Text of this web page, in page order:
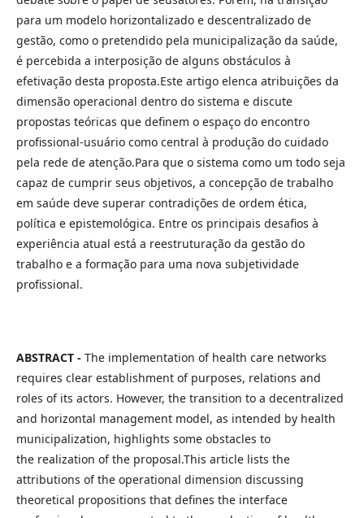
para um modelo horizontalizado e descentralizado de
gestão, como o pretendido pela municipalização da saúde,
é percebida a interposição de alguns obstáculos à
efetivação desta proposta.Este artigo elenca atribuições da
dimensão operacional dentro do sistema e discute
propostas teóricas que definem o espaço do encontro
profissional-usuário como central à produção do cuidado
pela rede de atenção.Para que o sistema como um todo seja
capaz de cumprir seus objetivos, a concepção de trabalho
em saúde deve superar contradições de ordem ética,
política e epistemológica. Entre os principais desafios à
experiência atual está a reestruturação da gestão do
trabalho e a formação para uma nova subjetividade
profissional.
ABSTRACT - The implementation of health care networks
requires clear establishment of purposes, relations and
roles of its actors. However, the transition to a decentralized
and horizontal management model, as intended by health
municipalization, highlights some obstacles to
the realization of the proposal.This article lists the
attributions of the operational dimension discussing
theoretical propositions that defines the interface